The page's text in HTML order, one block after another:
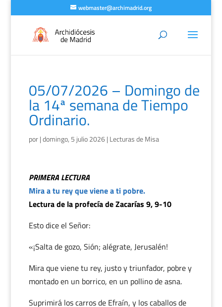
webmaster@archimadrid.org
05/07/2026 – Domingo de
la 14ª semana de Tiempo
Ordinario.
por|domingo, 5 julio 2026| Lecturas de Misa
PRIMERA LECTURA
Mira a tu rey que viene a ti pobre.
Lectura de la profecía de Zacarías 9, 9-10
Esto dice el Señor:
«¡Salta de gozo, Sión; alégrate, Jerusalén!
Mira que viene tu rey, justo y triunfador, pobre y
montado en un borrico, en un pollino de asna.
Suprimirá los carros de Efraín, y los caballos de